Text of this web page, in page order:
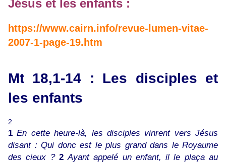
Jésus et les enfants :
https://www.cairn.info/revue-lumen-vitae-
2007-1-page-19.htm
Mt 18,1-14 : Les disciples et
les enfants
2
1 En cette heure-là, les disciples vinrent vers Jésus
disant : Qui donc est le plus grand dans le Royaume
des cieux ? 2 Ayant appelé un enfant, il le plaça au